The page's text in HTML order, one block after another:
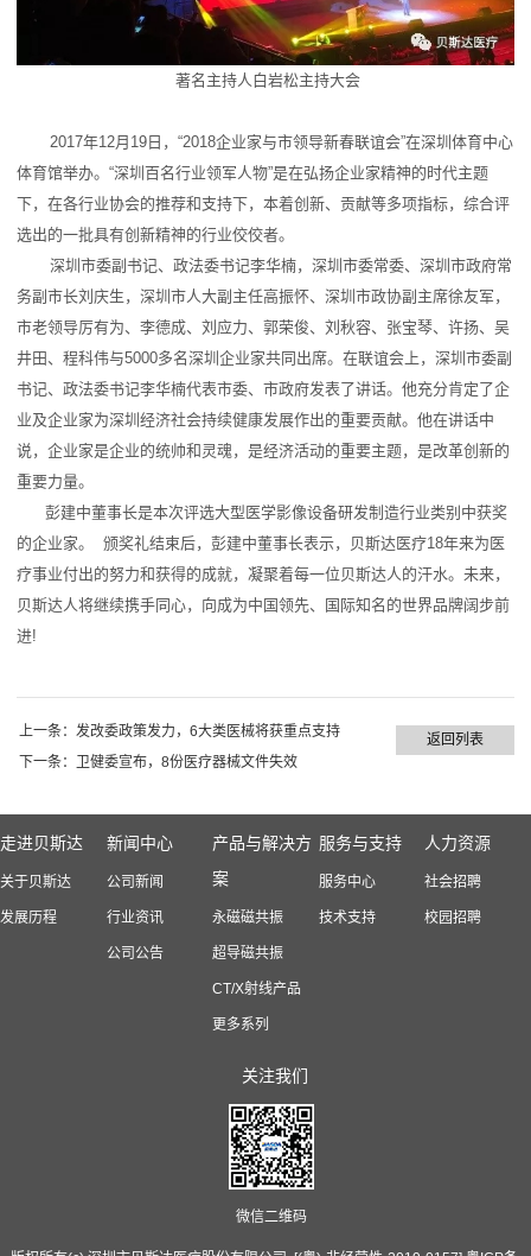
著名主持人白岩松主持大会
2017年12月19日，“2018企业家与市领导新春联谊会”在深圳体育中心
体育馆举办。“深圳百名行业领军人物”是在弘扬企业家精神的时代主题
下，在各行业协会的推荐和支持下，本着创新、贡献等多项指标，综合评
选出的一批具有创新精神的行业佼佼者。
深圳市委副书记、政法委书记李华楠，深圳市委常委、深圳市政府常
务副市长刘庆生，深圳市人大副主任高振怀、深圳市政协副主席徐友军，
市老领导厉有为、李德成、刘应力、郭荣俊、刘秋容、张宝琴、许扬、吴
井田、程科伟与5000多名深圳企业家共同出席。在联谊会上，深圳市委副
书记、政法委书记李华楠代表市委、市政府发表了讲话。他充分肯定了企
业及企业家为深圳经济社会持续健康发展作出的重要贡献。他在讲话中
说，企业家是企业的统帅和灵魂，是经济活动的重要主题，是改革创新的
重要力量。
彭建中董事长是本次评选大型医学影像设备研发制造行业类别中获奖
的企业家。 颁奖礼结束后，彭建中董事长表示，贝斯达医疗18年来为医
疗事业付出的努力和获得的成就，凝聚着每一位贝斯达人的汗水。未来，
贝斯达人将继续携手同心，向成为中国领先、国际知名的世界品牌阔步前
进!
上一条：发改委政策发力，6大类医械将获重点支持
下一条： 卫健委宣布，8份医疗器械文件失效
返回列表
走进贝斯达
关于贝斯达
发展历程
新闻中心
公司新闻
行业资讯
公司公告
产品与解决方
案
永磁磁共振
超导磁共振
CT/X射线产品
更多系列
服务与支持
服务中心
技术支持
人力资源
社会招聘
校园招聘
关注我们
微信二维码